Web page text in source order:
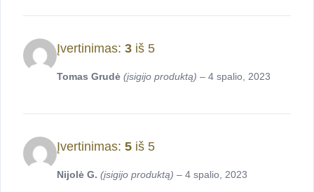
Įvertinimas: 3 iš 5
Tomas Grudė (įsigijo produktą) – 4 spalio, 2023
Įvertinimas: 5 iš 5
Nijolė G. (įsigijo produktą) – 4 spalio, 2023